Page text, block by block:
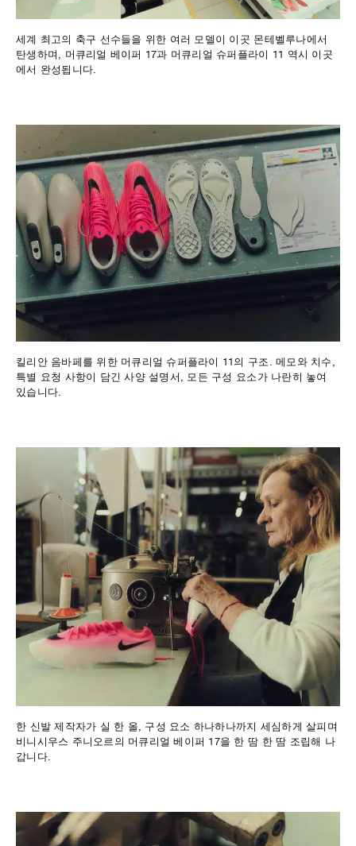
세계 최고의 축구 선수들을 위한 여러 모델이 이곳 몬테벨루나에서
탄생하며, 머큐리얼 베이퍼 17과 머큐리얼 슈퍼플라이 11 역시 이곳
에서 완성됩니다.
킬리안 음바페를 위한 머큐리얼 슈퍼플라이 11의 구조. 메모와 치수,
특별 요청 사항이 담긴 사양 설명서, 모든 구성 요소가 나란히 놓여
있습니다.
한 신발 제작자가 실 한 올, 구성 요소 하나하나까지 세심하게 살피며
비니시우스 주니오르의 머큐리얼 베이퍼 17을 한 땀 한 땀 조립해 나
갑니다.